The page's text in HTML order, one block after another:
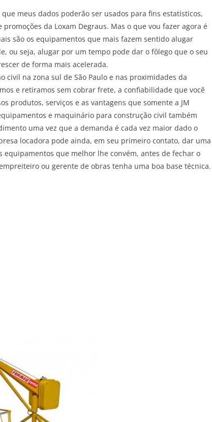
meus dados poderão ser usados para fins estatísticos,
da Loxam Degraus. Mas o que vou fazer agora é
são os equipamentos que mais fazem sentido alugar
ou seja, alugar por um tempo pode dar o fôlego que o seu
de forma mais acelerada.
civil na zona sul de São Paulo e nas proximidades da
e retiramos sem cobrar frete, a confiabilidade que você
produtos, serviços e as vantagens que somente a JM
e maquinário para construção civil também
uma vez que a demanda é cada vez maior dado o
locadora pode ainda, em seu primeiro contato, dar uma
que melhor lhe convém, antes de fechar o
ou gerente de obras tenha uma boa base técnica.